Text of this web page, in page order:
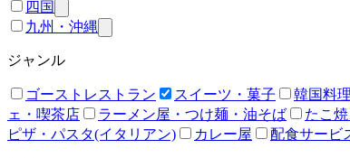
四国
九州・沖縄
ジャンル
ゴーストレストラン スイーツ・菓子 韓国料理
ェ・喫茶店
ラーメン屋・つけ麺・油そば たこ
ピザ・パスタ(イタリアン)
カレー屋 配食サービ